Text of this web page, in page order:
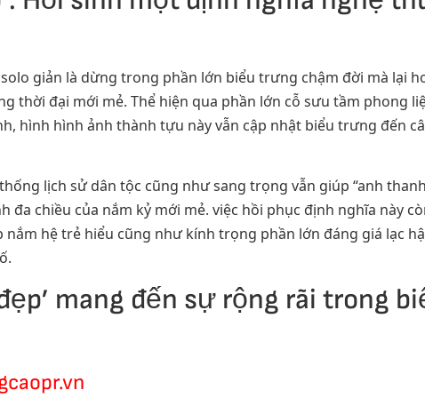
giản là dừng trong phần lớn biểu trưng chậm đời mà lại
thời đại mới mẻ. Thể hiện qua phần lớn cỗ sưu tầm phong
hình hình ảnh thành tựu này vẫn cập nhật biểu trưng đến
lịch sử dân tộc cũng như sang trọng vẫn giúp “anh
đa chiều của nắm kỷ mới mẻ. việc hồi phục định nghĩa này
hệ trẻ hiểu cũng như kính trọng phần lớn đáng giá lạc
mang đến sự rộng rãi trong